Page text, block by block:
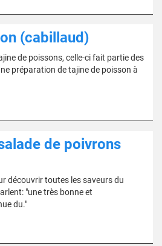
(cabillaud)
de poissons, celle-ci fait partie des
préparation de tajine de poisson à
de poivrons
découvrir toutes les saveurs du
"une très bonne et
du."